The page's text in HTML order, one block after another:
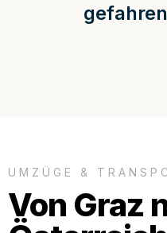
UMZÜGE &
Von Graz